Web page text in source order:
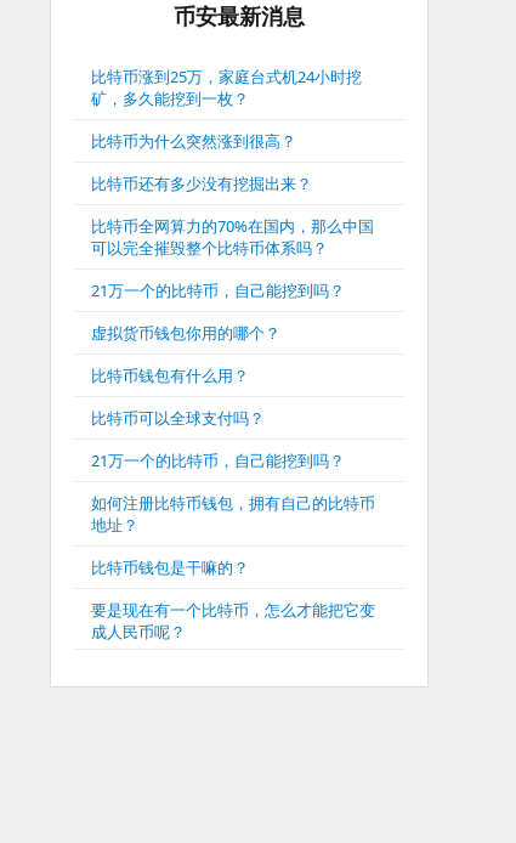
币安最新消息
比特币涨到25万，家庭台式机24小时挖
矿，多久能挖到一枚？
比特币为什么突然涨到很高？
比特币还有多少没有挖掘出来？
比特币全网算力的70%在国内，那么中国
可以完全摧毁整个比特币体系吗？
21万一个的比特币，自己能挖到吗？
虚拟货币钱包你用的哪个？
比特币钱包有什么用？
比特币可以全球支付吗？
21万一个的比特币，自己能挖到吗？
如何注册比特币钱包，拥有自己的比特币
地址？
比特币钱包是干嘛的？
要是现在有一个比特币，怎么才能把它变
成人民币呢？